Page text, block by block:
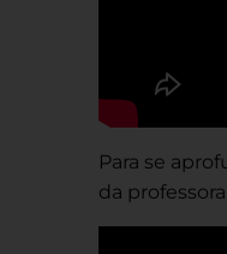
Para se
da